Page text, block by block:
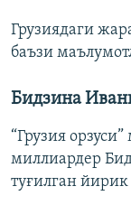
Грузиядаги
баъзи
Бидзина
“Грузия
миллиардер
туғилган